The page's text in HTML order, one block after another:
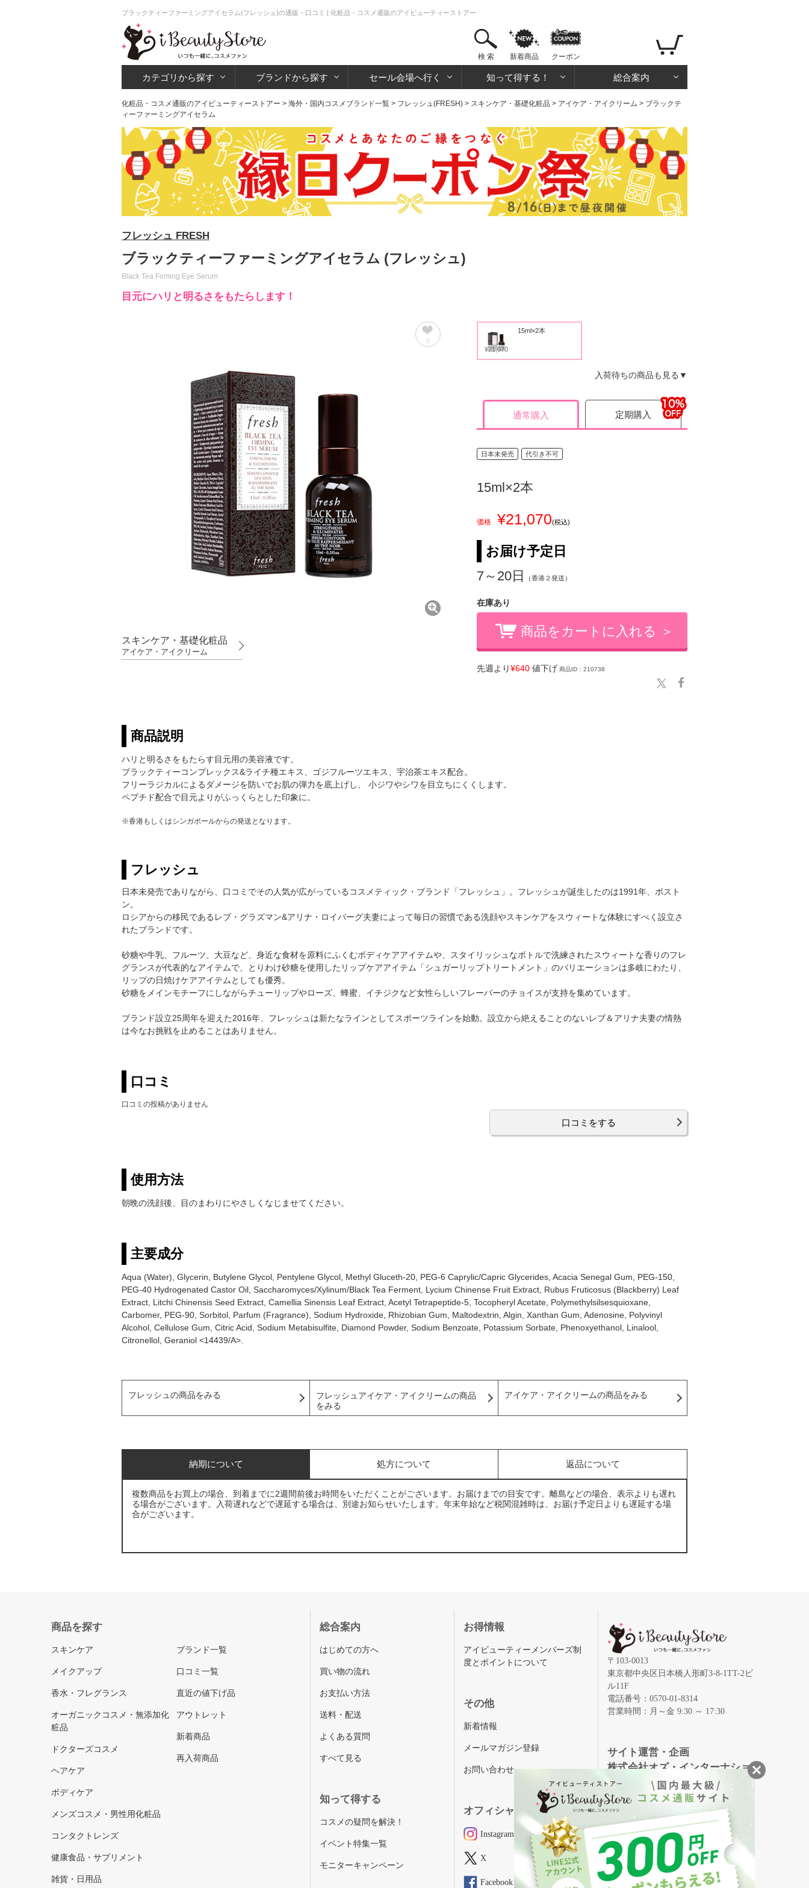
ブラックティーファーミングアイセラム(フレッシュ)の通販・口コミ | 化粧品・コスメ通販のアイビューティーストアー
検 索 新着商品 クーポン
カテゴリから探す ブランドから探す セール会場へ行く 知って得する！ 総合案内
化粧品・コスメ通販のアイビューティーストアー > 海外・国内コスメブランド一覧 > フレッシュ(FRESH) > スキンケア・基礎化粧品 > アイケア・アイクリーム > ブラックテ
ィーファーミングアイセラム
フレッシュ FRESH
ブラックティーファーミングアイセラム (フレッシュ)
Black Tea Firming Eye Serum
目元にハリと明るさをもたらします！
0
スキンケア・基礎化粧品
アイケア・アイクリーム
¥21,070
15ml×2本
入荷待ちの商品も見る▼
通常購入 定期購入
日本未発売 代引き不可
15ml×2本
価格 ¥21,070(税込)
お届け予定日
7～20日
（香港２発送）
在庫あり
商品をカートに入れる ＞
先週より ¥640 値下げ 商品ID：210738
商品説明
ハリと明るさをもたらす目元用の美容液です。
ブラックティーコンプレックス&ライチ種エキス、ゴジフルーツエキス、宇治茶エキス配合。
フリーラジカルによるダメージを防いでお肌の弾力を底上げし、 小ジワやシワを目立ちにくくします。
ペプチド配合で目元よりがふっくらとした印象に。
※香港もしくはシンガポールからの発送となります。
フレッシュ
日本未発売でありながら、口コミでその人気が広がっているコスメティック・ブランド「フレッシュ」。フレッシュが誕生したのは1991年、ボスト
ン。
ロシアからの移民であるレブ・グラズマン&アリナ・ロイバーグ夫妻によって毎日の習慣である洗顔やスキンケアをスウィートな体験にすべく設立さ
れたブランドです。
砂糖や牛乳、フルーツ、大豆など、身近な食材を原料にふくむボディケアアイテムや、スタイリッシュなボトルで洗練されたスウィートな香りのフレ
グランスが代表的なアイテムで、とりわけ砂糖を使用したリップケアアイテム「シュガーリップトリートメント」のバリエーションは多岐にわたり、
リップの日焼けケアアイテムとしても優秀。
砂糖をメインモチーフにしながらチューリップやローズ、蜂蜜、イチジクなど女性らしいフレーバーのチョイスが支持を集めています。
ブランド設立25周年を迎えた2016年、フレッシュは新たなラインとしてスポーツラインを始動。設立から絶えることのないレブ＆アリナ夫妻の情熱
は今なお挑戦を止めることはありません。
口コミ
口コミの投稿がありません
口コミをする
使用方法
朝晩の洗顔後、目のまわりにやさしくなじませてください。
主要成分
Aqua (Water), Glycerin, Butylene Glycol, Pentylene Glycol, Methyl Gluceth-20, PEG-6 Caprylic/Capric Glycerides, Acacia Senegal Gum, PEG-150,
PEG-40 Hydrogenated Castor Oil, Saccharomyces/Xylinum/Black Tea Ferment, Lycium Chinense Fruit Extract, Rubus Fruticosus (Blackberry) Leaf
Extract, Litchi Chinensis Seed Extract, Camellia Sinensis Leaf Extract, Acetyl Tetrapeptide-5, Tocopheryl Acetate, Polymethylsilsesquioxane,
Carbomer, PEG-90, Sorbitol, Parfum (Fragrance), Sodium Hydroxide, Rhizobian Gum, Maltodextrin, Algin, Xanthan Gum, Adenosine, Polyvinyl
Alcohol, Cellulose Gum, Citric Acid, Sodium Metabisulfite, Diamond Powder, Sodium Benzoate, Potassium Sorbate, Phenoxyethanol, Linalool,
Citronellol, Geraniol <14439/A>.
フレッシュの商品をみる
フレッシュアイケア・アイクリームの商品
をみる
アイケア・アイクリームの商品をみる
納期について 処方について 返品について
複数商品をお買上の場合、到着までに2週間前後お時間をいただくことがございます。お届けまでの目安です。離島などの場合、表示よりも遅れ
る場合がございます。入荷遅れなどで遅延する場合は、別途お知らせいたします。年末年始など税関混雑時は、お届け予定日よりも遅延する場
合がございます。
商品を探す
スキンケア
メイクアップ
香水・フレグランス
オーガニックコスメ・無添加化
粧品
ドクターズコスメ
ヘアケア
ボディケア
メンズコスメ・男性用化粧品
コンタクトレンズ
健康食品・サプリメント
雑貨・日用品
ブランド一覧
口コミ一覧
直近の値下げ品
アウトレット
新着商品
再入荷商品
総合案内
はじめての方へ
買い物の流れ
お支払い方法
送料・配送
よくある質問
すべて見る
知って得する
コスメの疑問を解決！
イベント特集一覧
モニターキャンペーン
お得情報
アイビューティーメンバーズ制
度とポイントについて
その他
新着情報
メールマガジン登録
お問い合わせ
オフィシャルSNS
Instagram
X
Facebook
〒103-0013
東京都中央区日本橋人形町3-8-1TT-2ビ
ル11F
電話番号：0570-01-8314
営業時間：月～金 9:30 ～ 17:30
サイト運営・企画
株式会社オズ・インターナショ
ナル
創業150年、英国伝統の最高級猪毛ハン
ドメイドヘアブラシ
メイソンピアソン